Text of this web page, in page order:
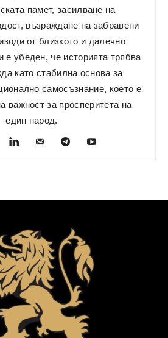
памет, засилване на
възраждане на забравени
от близкото и далечно
е убеден, че историята трябва
като стабилна основа за
самосъзнание, което е
важност за просперитета на
един народ.